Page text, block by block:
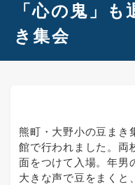
「心の鬼」
き集会
熊町・大野小の豆まき
館で行われました。両
面をつけて入場。年男
大きな声で豆をまくと